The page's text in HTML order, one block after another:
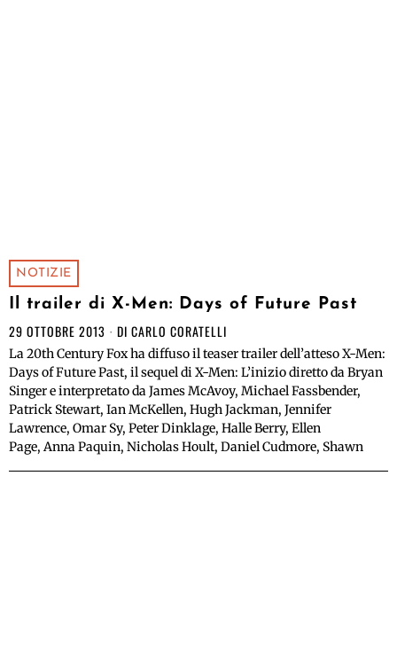
NOTIZIE
Il trailer di X-Men: Days of Future Past
29 OTTOBRE 2013 DI CARLO CORATELLI
La 20th Century Fox ha diffuso il teaser trailer dell’atteso X-Men:
Days of Future Past, il sequel di X-Men: L’inizio diretto da Bryan
Singer e interpretato da James McAvoy, Michael Fassbender,
Patrick Stewart, Ian McKellen, Hugh Jackman, Jennifer
Lawrence, Omar Sy, Peter Dinklage, Halle Berry, Ellen
Page, Anna Paquin, Nicholas Hoult, Daniel Cudmore, Shawn